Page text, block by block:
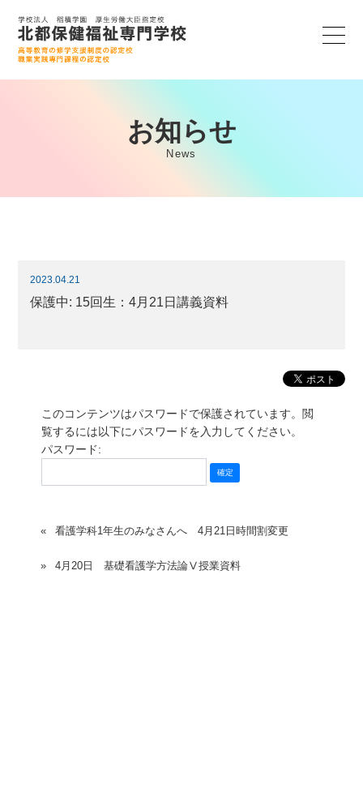
お知らせ
News
2023.04.21
保護中: 15回生：4月21日講義資料
このコンテンツはパスワードで保護されています。閲
覧するには以下にパスワードを入力してください。
パスワード:
看護学科1年生のみなさんへ 4月21日時間割変更
4月20日 基礎看護学方法論Ⅴ授業資料